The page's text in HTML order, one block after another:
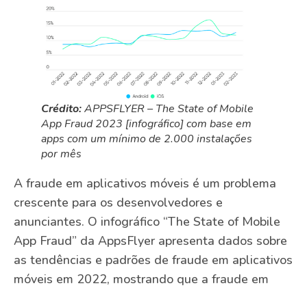
Crédito:APPSFLYER – The State of Mobile
App Fraud 2023 [infográfico] com base em
apps com um mínimo de 2.000 instalações
por mês
A fraude em aplicativos móveis é um problema
crescente para os desenvolvedores e
anunciantes. O infográfico “The State of Mobile
App Fraud” da AppsFlyer apresenta dados sobre
as tendências e padrões de fraude em aplicativos
móveis em 2022, mostrando que a fraude em